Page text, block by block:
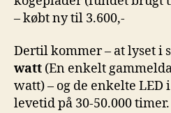
– købt ny til 3.600,-
Dertil kommer – at lyset i
watt (En enkelt
watt) – og de enkelte LED
levetid på 30-50.000 timer.